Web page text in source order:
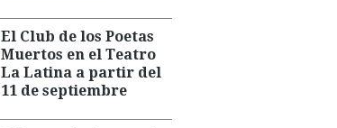
El Club de los Poetas
Muertos en el Teatro
La Latina a partir del
11 de septiembre